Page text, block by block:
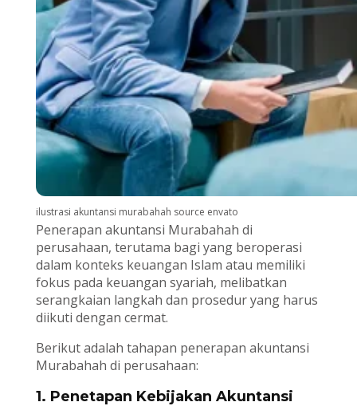
ilustrasi akuntansi murabahah source envato
Penerapan akuntansi Murabahah di
perusahaan, terutama bagi yang beroperasi
dalam konteks keuangan Islam atau memiliki
fokus pada keuangan syariah, melibatkan
serangkaian langkah dan prosedur yang harus
diikuti dengan cermat.
Berikut adalah tahapan penerapan akuntansi
Murabahah di perusahaan:
1. Penetapan Kebijakan Akuntansi